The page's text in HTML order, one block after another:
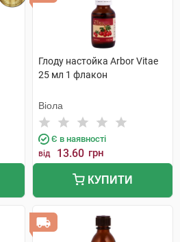
Глоду настойка Arbor Vitae
25 мл 1 флакон
Віола
Є в наявності
від 13.60 грн
КУПИТИ